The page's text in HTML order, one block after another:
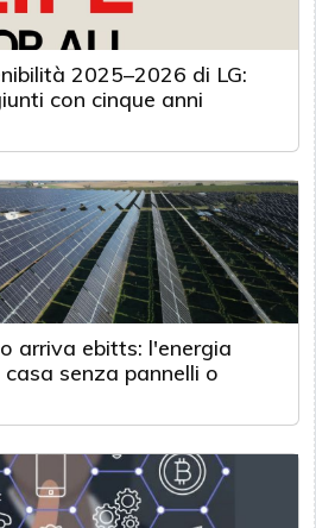
2025–2026 di LG:
con cinque anni
arriva ebitts: l'energia
senza pannelli o